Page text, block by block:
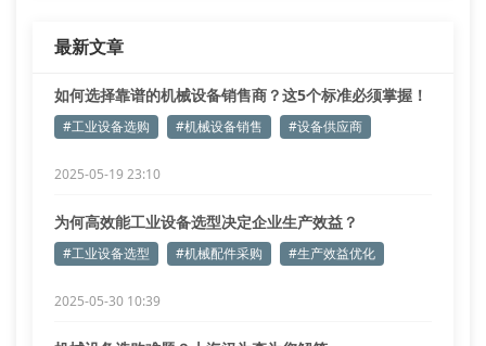
最新文章
如何选择靠谱的机械设备销售商？这5个标准必须掌握！
#工业设备选购 #机械设备销售 #设备供应商
2025-05-19 23:10
为何高效能工业设备选型决定企业生产效益？
#工业设备选型 #机械配件采购 #生产效益优化
2025-05-30 10:39